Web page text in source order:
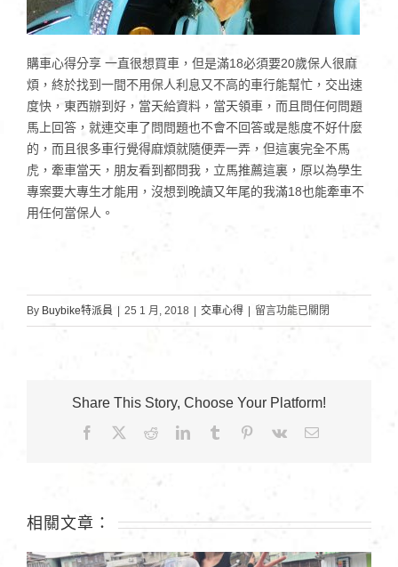
購車心得分享 一直很想買車，但是滿18必須要20歲保人很麻
煩，終於找到一間不用保人利息又不高的車行能幫忙，交出速
度快，東西辦到好，當天給資料，當天領車，而且問任何問題
馬上回答，就連交車了問問題也不會不回答或是態度不好什麼
的，而且很多車行覺得麻煩就隨便弄一弄，但這裏完全不馬
虎，牽車當天，朋友看到都問我，立馬推薦這裏，原以為學生
專案要大專生才能用，沒想到晚讀又年尾的我滿18也能牽車不
用任何當保人。
By Buybike特派員 25 1 月, 2018 交車心得
在
〈開
留言功能已關閉
Share This Story, Choose Your Platform!
Facebook RedditLinkedInTumblr Pinterest
Vk Email:
相關文章：